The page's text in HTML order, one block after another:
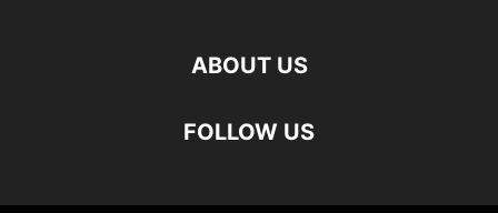
ABOUT US
FOLLOW US